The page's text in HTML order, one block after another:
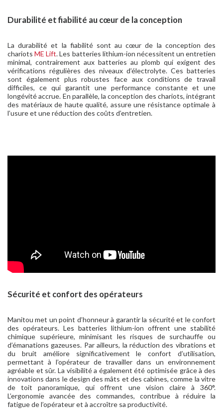
Durabilité et fiabilité au cœur de la conception
La durabilité et la fiabilité sont au cœur de la conception des
chariotsME Lift. Les batteries lithium-ion nécessitent un entretien
minimal, contrairement aux batteries au plomb qui exigent des
vérifications régulières des niveaux d’électrolyte. Ces batteries
sont également plus robustes face aux conditions de travail
difficiles, ce qui garantit une performance constante et une
longévité accrue. En parallèle, la conception des chariots, intégrant
des matériaux de haute qualité, assure une résistance optimale à
l’usure et une réduction des coûts d’entretien.
Sécurité et confort des opérateurs
Manitou met un point d’honneur à garantir la sécurité et le confort
des opérateurs. Les batteries lithium-ion offrent une stabilité
chimique supérieure, minimisant les risques de surchauffe ou
d’émanations gazeuses. Par ailleurs, la réduction des vibrations et
du bruit améliore significativement le confort d’utilisation,
permettant à l’opérateur de travailler dans un environnement
agréable et sûr. La visibilité a également été optimisée grâce à des
innovations dans le design des mâts et des cabines, comme la vitre
de toit panoramique, qui offrent une vision claire à 360°.
L’ergonomie avancée des commandes, contribue à réduire la
fatigue de l’opérateur et à accroître sa productivité.